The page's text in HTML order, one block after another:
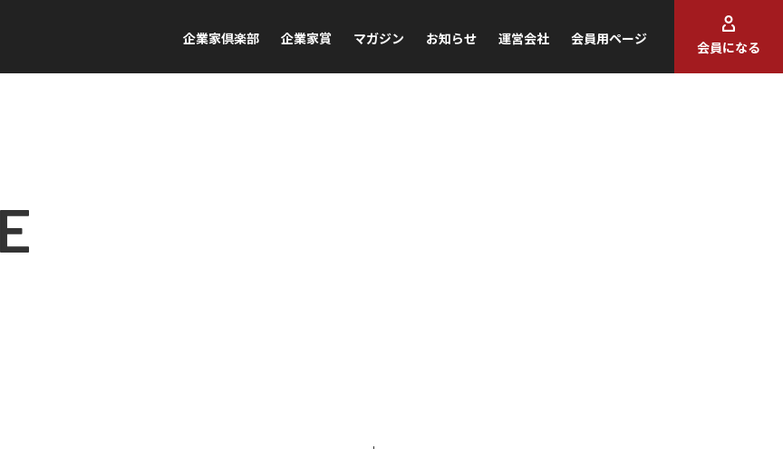
企業家倶楽部 企業家賞 マガジン お知らせ 運営会社 会員用ページ
会員になる